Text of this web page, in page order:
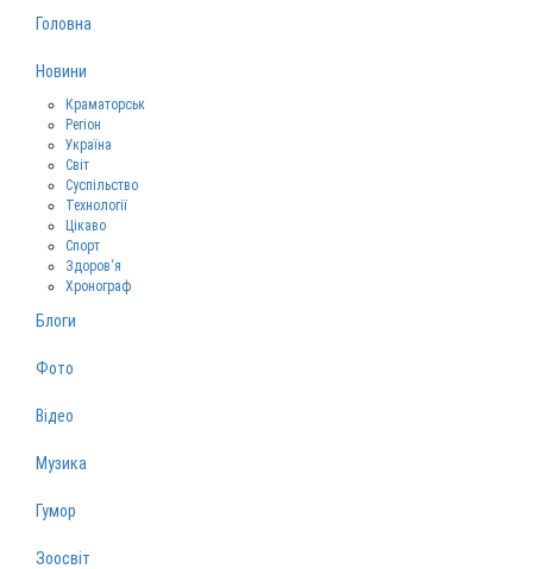
Головна
Новини
Краматорськ
Регіон
Україна
Світ
Суспільство
Технології
Цікаво
Спорт
Здоров‘я
Хронограф
Блоги
Фото
Відео
Музика
Гумор
Зоосвіт